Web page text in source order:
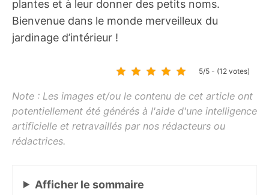
plantes et à leur donner des petits noms.
Bienvenue dans le monde merveilleux du
jardinage d’intérieur !
5/5 - (12 votes)
Afficher le sommaire